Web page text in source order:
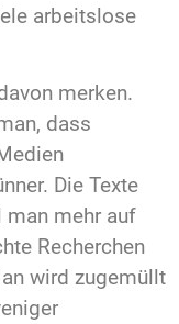
arbeitslose
merken.
dass
Die Texte
man mehr auf
Recherchen
wird zugemüllt